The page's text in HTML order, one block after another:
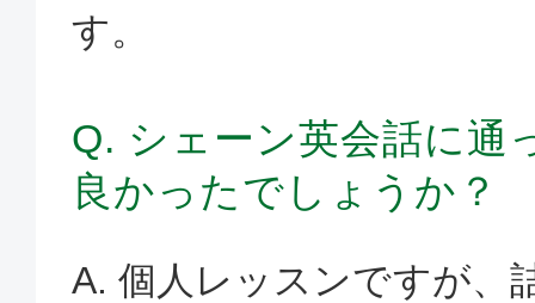
す。
Q. シェーン英会話に通
良かったでしょうか？
A. 個人レッスンですが、